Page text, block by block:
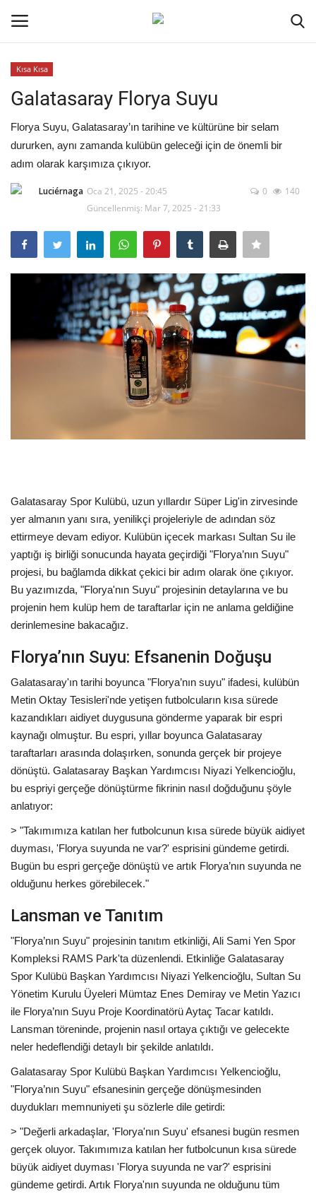
Ana Sayfa
Kodlama
Kripto Para
İletişim
Genel
Dil
Kısa Kısa
Galatasaray Florya Suyu
Florya Suyu, Galatasaray’ın tarihine ve kültürüne bir selam
dururken, aynı zamanda kulübün geleceği için de önemli bir
adım olarak karşımıza çıkıyor.
Luciérnaga Oca 21, 2025 - 20:45
Güncellenmiş: Mar 7, 2025 - 21:33
0 140
Galatasaray Spor Kulübü, uzun yıllardır Süper Lig'in zirvesinde
yer almanın yanı sıra, yenilikçi projeleriyle de adından söz
ettirmeye devam ediyor. Kulübün içecek markası Sultan Su ile
yaptığı iş birliği sonucunda hayata geçirdiği "Florya’nın Suyu"
projesi, bu bağlamda dikkat çekici bir adım olarak öne çıkıyor.
Bu yazımızda, "Florya'nın Suyu" projesinin detaylarına ve bu
projenin hem kulüp hem de taraftarlar için ne anlama geldiğine
derinlemesine bakacağız.
Florya’nın Suyu: Efsanenin Doğuşu
Galatasaray'ın tarihi boyunca "Florya’nın suyu" ifadesi, kulübün
Metin Oktay Tesisleri'nde yetişen futbolcuların kısa sürede
kazandıkları aidiyet duygusuna gönderme yaparak bir espri
kaynağı olmuştur. Bu espri, yıllar boyunca Galatasaray
taraftarları arasında dolaşırken, sonunda gerçek bir projeye
dönüştü. Galatasaray Başkan Yardımcısı Niyazi Yelkencioğlu,
bu espriyi gerçeğe dönüştürme fikrinin nasıl doğduğunu şöyle
anlatıyor:
> "Takımımıza katılan her futbolcunun kısa sürede büyük aidiyet
duyması, 'Florya suyunda ne var?' esprisini gündeme getirdi.
Bugün bu espri gerçeğe dönüştü ve artık Florya’nın suyunda ne
olduğunu herkes görebilecek."
Lansman ve Tanıtım
"Florya’nın Suyu" projesinin tanıtım etkinliği, Ali Sami Yen Spor
Kompleksi RAMS Park'ta düzenlendi. Etkinliğe Galatasaray
Spor Kulübü Başkan Yardımcısı Niyazi Yelkencioğlu, Sultan Su
Yönetim Kurulu Üyeleri Mümtaz Enes Demiray ve Metin Yazıcı
ile Florya’nın Suyu Proje Koordinatörü Aytaç Tacar katıldı.
Lansman töreninde, projenin nasıl ortaya çıktığı ve gelecekte
neler hedeflendiği detaylı bir şekilde anlatıldı.
Galatasaray Spor Kulübü Başkan Yardımcısı Yelkencioğlu,
"Florya’nın Suyu" efsanesinin gerçeğe dönüşmesinden
duydukları memnuniyeti şu sözlerle dile getirdi:
> "Değerli arkadaşlar, 'Florya'nın Suyu' efsanesi bugün resmen
gerçek oluyor. Takımımıza katılan her futbolcunun kısa sürede
büyük aidiyet duyması 'Florya suyunda ne var?' esprisini
gündeme getirdi. Artık Florya'nın suyunda ne olduğunu tüm